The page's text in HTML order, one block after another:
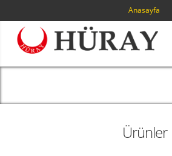
Anasayfa
Ürünler